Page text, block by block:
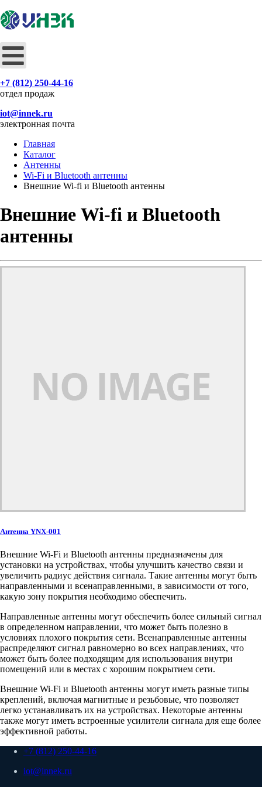
+7 (812) 250-44-16
отдел продаж
iot@innek.ru
электронная почта
Главная
Каталог
Антенны
Wi-Fi и Bluetooth антенны
Внешние Wi-fi и Bluetooth антенны
Внешние Wi-fi и Bluetooth
антенны
Антенна YNX-001
Внешние Wi-Fi и Bluetooth антенны предназначены для
установки на устройствах, чтобы улучшить качество связи и
увеличить радиус действия сигнала. Такие антенны могут быть
направленными и всенаправленными, в зависимости от того,
какую зону покрытия необходимо обеспечить.
Направленные антенны могут обеспечить более сильный сигнал
в определенном направлении, что может быть полезно в
условиях плохого покрытия сети. Всенаправленные антенны
распределяют сигнал равномерно во всех направлениях, что
может быть более подходящим для использования внутри
помещений или в местах с хорошим покрытием сети.
Внешние Wi-Fi и Bluetooth антенны могут иметь разные типы
креплений, включая магнитные и резьбовые, что позволяет
легко устанавливать их на устройствах. Некоторые антенны
также могут иметь встроенные усилители сигнала для еще более
эффективной работы.
+7 (812) 250-44-16
iot@innek.ru